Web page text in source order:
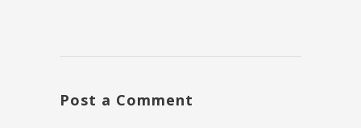
Post a Comment